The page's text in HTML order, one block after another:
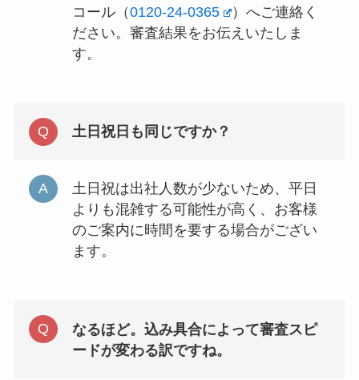
コール（0120-24-0365
）へご連絡く
ださい。審査結果をお伝えいたしま
す。
土日祝日も同じですか？
土日祝は出社人数が少ないため、平日
よりも混雑する可能性が高く、お客様
のご案内に時間を要する場合がござい
ます。
なるほど。込み具合によって審査スピ
ードが変わる訳ですね。